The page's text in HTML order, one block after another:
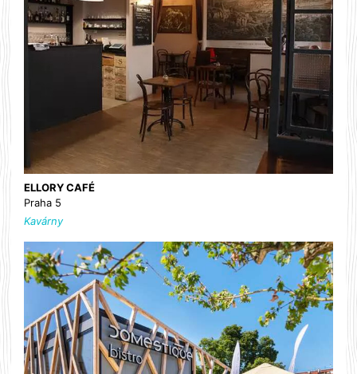
ELLORY CAFÉ
Praha 5
Kavárny